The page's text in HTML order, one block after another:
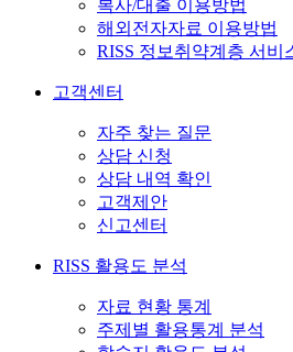
복사/대출 이용방법
해외전자자료 이용방법
RISS 정보취약계층 서비
고객센터
자주 찾는 질문
상담 신청
상담 내역 확인
고객제안
신고센터
RISS 활용도 분석
자료 현황 통계
주제별 활용통계 분석